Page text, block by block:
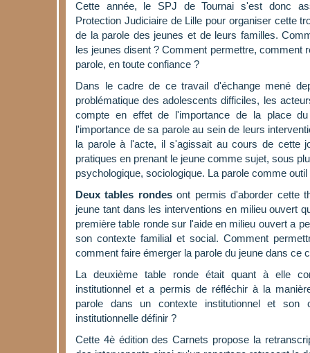
Cette année, le SPJ de Tournai s'est donc
Protection Judiciaire de Lille pour organiser cette
de la parole des jeunes et de leurs familles.
les jeunes disent ? Comment permettre, comment
parole, en toute confiance ?
Dans le cadre de ce travail d'échange mené
problématique des adolescents difficiles, les
compte en effet de l'importance de la place
l'importance de sa parole au sein de leurs
la parole à l'acte, il s'agissait au cours de cette
pratiques en prenant le jeune comme sujet, sous
psychologique, sociologique. La parole comme
Deux tables rondesont permis d'aborder cette
jeune tant dans les interventions en milieu ouvert
première table ronde sur l'aide en milieu ouvert a
son contexte familial et social. Comment
comment faire émerger la parole du jeune dans ce
La deuxième table ronde était quant à elle
institutionnel et a permis de réfléchir à la
parole dans un contexte institutionnel et son
institutionnelle définir ?
Cette 4è édition des Carnets propose la